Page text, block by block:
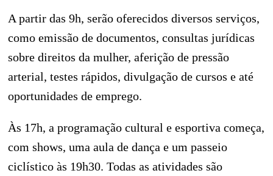
A partir das 9h, serão oferecidos diversos serviços,
como emissão de documentos, consultas jurídicas
sobre direitos da mulher, aferição de pressão
arterial, testes rápidos, divulgação de cursos e até
oportunidades de emprego.
Às 17h, a programação cultural e esportiva começa,
com shows, uma aula de dança e um passeio
ciclístico às 19h30. Todas as atividades são